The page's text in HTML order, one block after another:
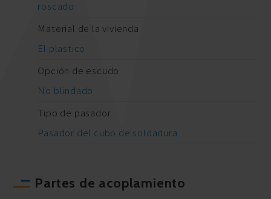
roscado
Material de la vivienda
El plastico
Opción de escudo
No blindado
Tipo de pasador
Pasador del cubo de soldadura
Partes de acoplamiento